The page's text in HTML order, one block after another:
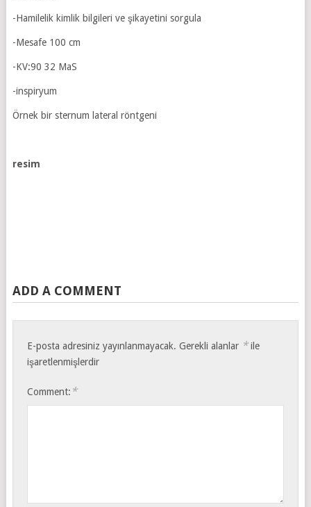
-Hamilelik kimlik bilgileri ve şikayetini sorgula
-Mesafe 100 cm
-KV:90 32 MaS
-inspiryum
Örnek bir sternum lateral röntgeni
resim
ADD A COMMENT
E-posta adresiniz yayınlanmayacak. Gerekli alanlar *ile
işaretlenmişlerdir
Comment: *